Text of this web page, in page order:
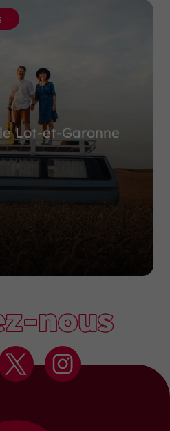
Lot-et-Garonne
nous